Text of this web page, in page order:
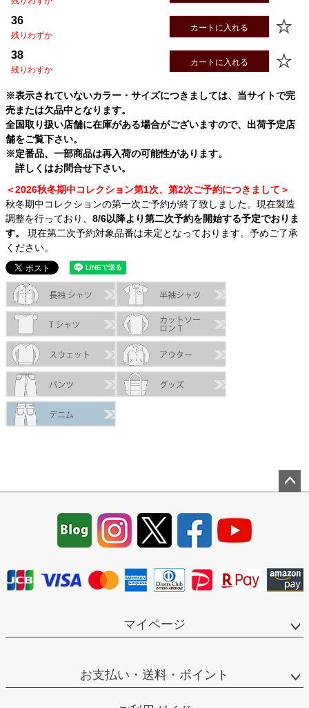
36
残りわずか
カートに入れる
38
残りわずか
カートに入れる
※表示されていないカラー・サイズにつきましては、当サイトで完
売または欠品中となります。
全国取り扱い店舗に在庫がある場合がございますので、出荷予定店
舗をご覧下さい。
※定番品、一部商品は再入荷の可能性があります。
詳しくはお問合せ下さい。
＜2026秋冬期中コレクション第1次、第2次ご予約につきまして＞
秋冬期中コレクションの第一次ご予約が終了致しました。現在製造
調整を行っており、 8/6以降より第二次予約を開始する予定でおりま
す。
現在第二次予約対象品番は未定となっております。予めご了承
ください。
マイページ
お支払い・送料・ポイント